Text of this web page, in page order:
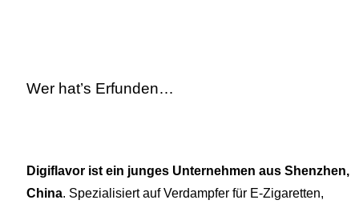
Wer hat’s Erfunden…
Digiflavor ist ein junges Unternehmen aus Shenzhen,
China. Spezialisiert auf Verdampfer für E-Zigaretten,